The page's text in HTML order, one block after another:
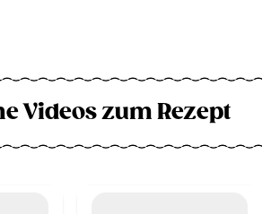
Videos zum Rezept